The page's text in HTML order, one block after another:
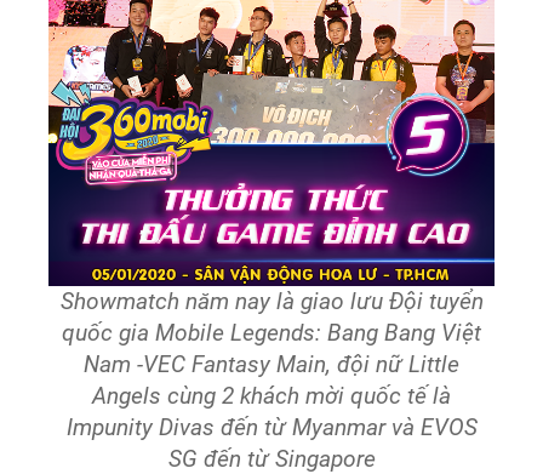
Showmatch năm nay là giao lưu Đội tuyển
quốc gia Mobile Legends: Bang Bang Việt
Nam -VEC Fantasy Main, đội nữ Little
Angels cùng 2 khách mời quốc tế là
Impunity Divas đến từ Myanmar và EVOS
SG đến từ Singapore